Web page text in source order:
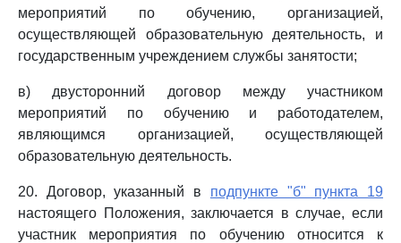
мероприятий по обучению, организацией,
осуществляющей образовательную деятельность, и
государственным учреждением службы занятости;
в) двусторонний договор между участником
мероприятий по обучению и работодателем,
являющимся организацией, осуществляющей
образовательную деятельность.
20. Договор, указанный в подпункте "б" пункта 19
настоящего Положения, заключается в случае, если
участник мероприятия по обучению относится к